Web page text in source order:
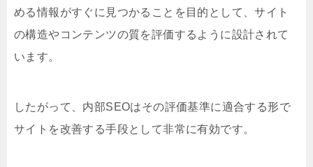
める情報がすぐに見つかることを目的として、サイト
の構造やコンテンツの質を評価するように設計されて
います。
したがって、内部SEOはその評価基準に適合する形で
サイトを改善する手段として非常に有効です。